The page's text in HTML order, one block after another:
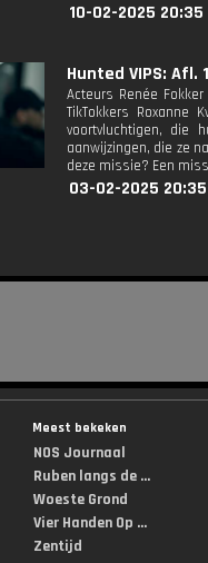
10-02-2025 20:35
Hunted VIPS: Afl. 1
Acteurs Renée
TikTokkers
voortvluchtigen, die
aanwijzingen, die ze
deze missie? Een
03-02-2025 20:35
Meest bekeken
NOS Journaal
Ruben langs de ...
Woeste Grond
Vier Handen Op ...
Zentijd